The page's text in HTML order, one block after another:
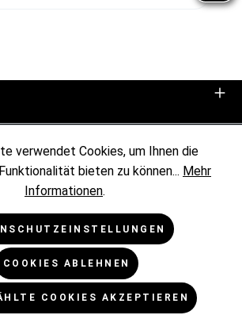
verwendet Cookies, um Ihnen die
bieten zu können... Mehr
Informationen.
COOKIES ABLEHNEN
COOKIES AKZEPTIEREN